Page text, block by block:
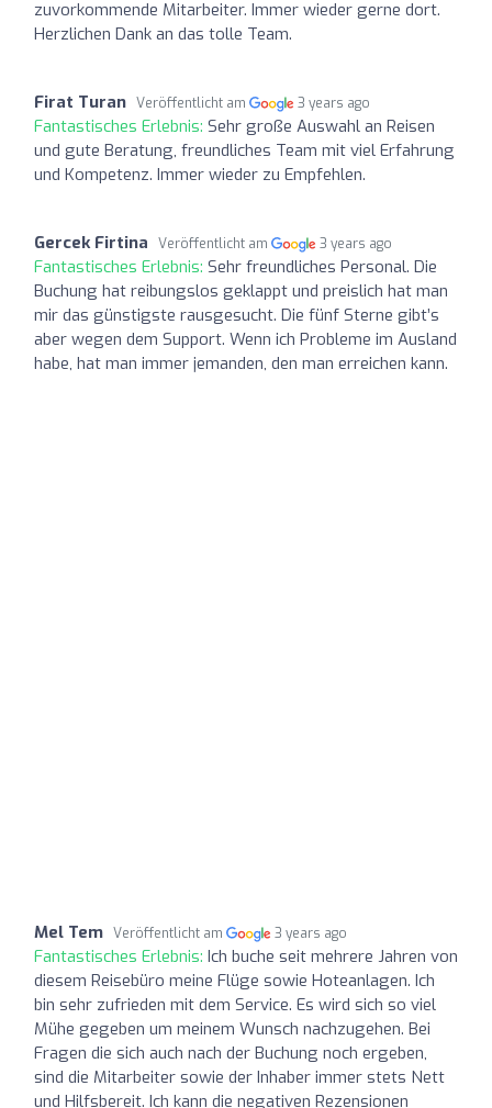
zuvorkommende Mitarbeiter. Immer wieder gerne dort.
Herzlichen Dank an das tolle Team.
Firat Turan Veröffentlicht am 3 years ago
Fantastisches Erlebnis: Sehr große Auswahl an Reisen
und gute Beratung, freundliches Team mit viel Erfahrung
und Kompetenz. Immer wieder zu Empfehlen.
Gercek Firtina Veröffentlicht am 3 years ago
Fantastisches Erlebnis: Sehr freundliches Personal. Die
Buchung hat reibungslos geklappt und preislich hat man
mir das günstigste rausgesucht. Die fünf Sterne gibt’s
aber wegen dem Support. Wenn ich Probleme im Ausland
habe, hat man immer jemanden, den man erreichen kann.
Mel Tem Veröffentlicht am 3 years ago
Fantastisches Erlebnis: Ich buche seit mehrere Jahren von
diesem Reisebüro meine Flüge sowie Hoteanlagen. Ich
bin sehr zufrieden mit dem Service. Es wird sich so viel
Mühe gegeben um meinem Wunsch nachzugehen. Bei
Fragen die sich auch nach der Buchung noch ergeben,
sind die Mitarbeiter sowie der Inhaber immer stets Nett
und Hilfsbereit. Ich kann die negativen Rezensionen